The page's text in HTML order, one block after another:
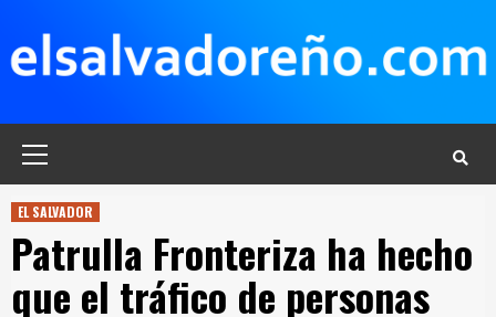
contenido
EL SALVADOR
Patrulla Fronteriza ha hecho
que el tráfico de personas